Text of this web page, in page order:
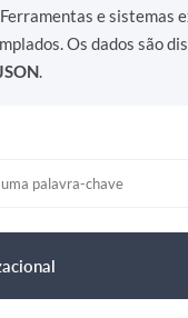
e sistemas
Os dados são
.